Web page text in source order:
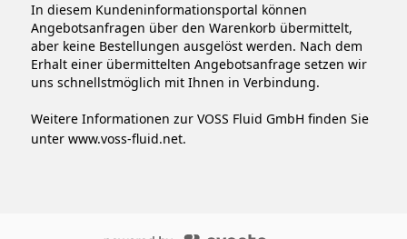
In diesem Kundeninformationsportal können
Angebotsanfragen über den Warenkorb übermittelt,
aber keine Bestellungen ausgelöst werden. Nach dem
Erhalt einer übermittelten Angebotsanfrage setzen wir
uns schnellstmöglich mit Ihnen in Verbindung.
Weitere Informationen zur VOSS Fluid GmbH finden Sie
unter www.voss-fluid.net.